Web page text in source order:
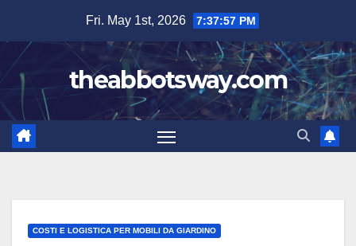
content
Fri. May 1st, 2026 7:37:58 PM
theabbotsway.com
COSTI E LOGISTICA PER MOBILI DA GIARDINO